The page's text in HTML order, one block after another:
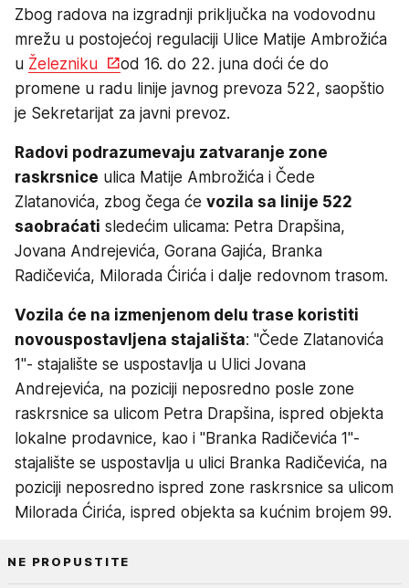
Zbog radova na izgradnji priključka na vodovodnu
mrežu u postojećoj regulaciji Ulice Matije Ambrožića
u Železniku
od 16. do 22. juna doći će do
promene u radu linije javnog prevoza 522, saopštio
je Sekretarijat za javni prevoz.
Radovi podrazumevaju zatvaranje zone
raskrsnice ulica Matije Ambrožića i Čede
Zlatanovića, zbog čega će vozila sa linije 522
saobraćati sledećim ulicama: Petra Drapšina,
Jovana Andrejevića, Gorana Gajića, Branka
Radičevića, Milorada Ćirića i dalje redovnom trasom.
Vozila će na izmenjenom delu trase koristiti
novouspostavljena stajališta: "Čede Zlatanovića
1"- stajalište se uspostavlja u Ulici Jovana
Andrejevića, na poziciji neposredno posle zone
raskrsnice sa ulicom Petra Drapšina, ispred objekta
lokalne prodavnice, kao i "Branka Radičevića 1"-
stajalište se uspostavlja u ulici Branka Radičevića, na
poziciji neposredno ispred zone raskrsnice sa ulicom
Milorada Ćirića, ispred objekta sa kućnim brojem 99.
NE PROPUSTITE